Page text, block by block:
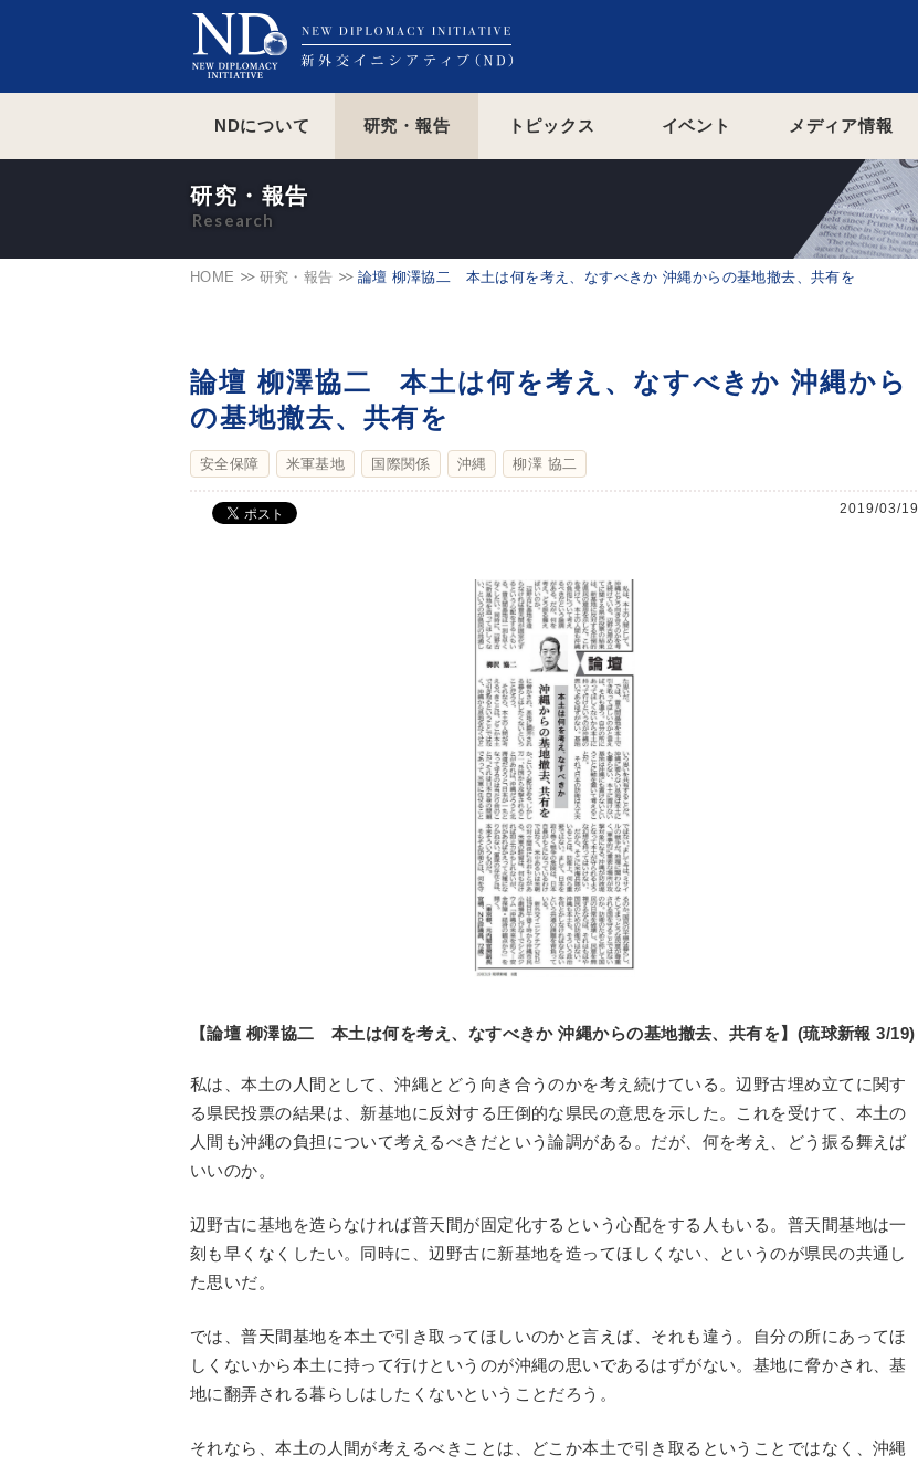
NDについて 研究・報告 トピックス イベント メディア情報
HOME 研究・報告 論壇 柳澤協二 本土は何を考え、なすべきか 沖縄からの基地撤去、共有を
研究・報告
論壇 柳澤協二 本土は何を考え、なすべきか 沖縄から
の基地撤去、共有を
安全保障 米軍基地 国際関係 沖縄 柳澤 協二
2019/03/19
【論壇 柳澤協二 本土は何を考え、なすべきか 沖縄からの基地撤去、共有を】(琉球新報 3/19)
私は、本土の人間として、沖縄とどう向き合うのかを考え続けている。辺野古埋め立てに関す
る県民投票の結果は、新基地に反対する圧倒的な県民の意思を示した。これを受けて、本土の
人間も沖縄の負担について考えるべきだという論調がある。だが、何を考え、どう振る舞えば
いいのか。
辺野古に基地を造らなければ普天間が固定化するという心配をする人もいる。普天間基地は一
刻も早くなくしたい。同時に、辺野古に新基地を造ってほしくない、というのが県民の共通し
た思いだ。
では、普天間基地を本土で引き取ってほしいのかと言えば、それも違う。自分の所にあってほ
しくないから本土に持って行けというのが沖縄の思いであるはずがない。基地に脅かされ、基
地に翻弄される暮らしはしたくないということだろう。
それなら、本土の人間が考えるべきことは、どこか本土で引き取るということではなく、沖縄